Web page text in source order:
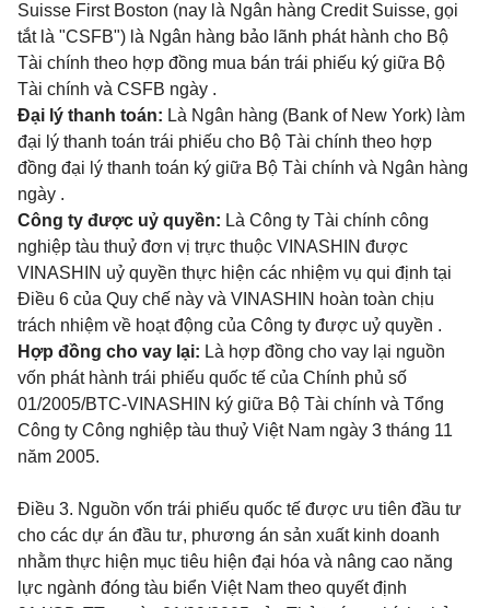
Suisse First Boston (nay là Ngân hàng Credit Suisse, gọi
tắt là "CSFB") là Ngân hàng bảo lãnh phát hành cho Bộ
Tài chính theo hợp đồng mua bán trái phiếu ký giữa Bộ
Tài chính và CSFB ngày .
Đại lý thanh toán: Là Ngân hàng (Bank of New York) làm
đại lý thanh toán trái phiếu cho Bộ Tài chính theo hợp
đồng đại lý thanh toán ký giữa Bộ Tài chính và Ngân hàng
ngày .
Công ty được uỷ quyền: Là Công ty Tài chính công
nghiệp tàu thuỷ đơn vị trực thuộc VINASHIN được
VINASHIN uỷ quyền thực hiện các nhiệm vụ qui định tại
Điều 6 của Quy chế này và VINASHIN hoàn toàn chịu
trách nhiệm về hoạt động của Công ty được uỷ quyền .
Hợp đồng cho vay lại: Là hợp đồng cho vay lại nguồn
vốn phát hành trái phiếu quốc tế của Chính phủ số
01/2005/BTC-VINASHIN ký giữa Bộ Tài chính và Tổng
Công ty Công nghiệp tàu thuỷ Việt Nam ngày 3 tháng 11
năm 2005.
Điều 3. Nguồn vốn trái phiếu quốc tế được ưu tiên đầu tư
cho các dự án đầu tư, phương án sản xuất kinh doanh
nhằm thực hiện mục tiêu hiện đại hóa và nâng cao năng
lực ngành đóng tàu biển Việt Nam theo quyết định